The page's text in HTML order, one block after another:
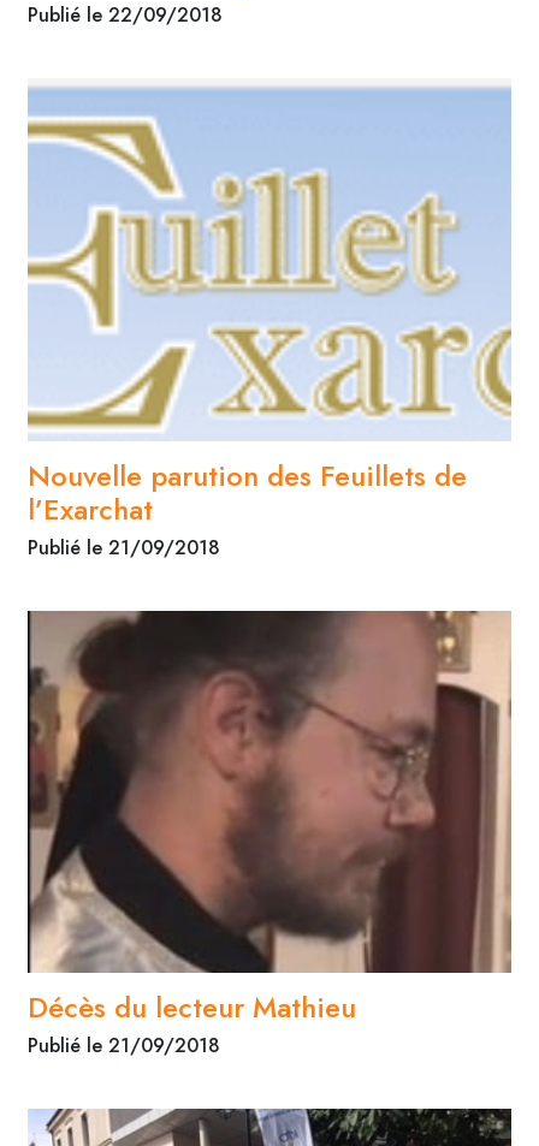
Publié le 22/09/2018
Nouvelle parution des Feuillets de
l’Exarchat
Publié le 21/09/2018
Décès du lecteur Mathieu
Publié le 21/09/2018